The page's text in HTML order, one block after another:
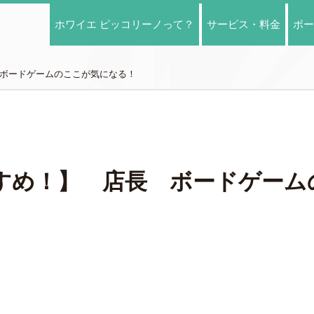
ホワイエ ピッコリーノって？ サービス・料金 ボ
ドゲームのここが気になる！
め！】 店長 ボードゲーム